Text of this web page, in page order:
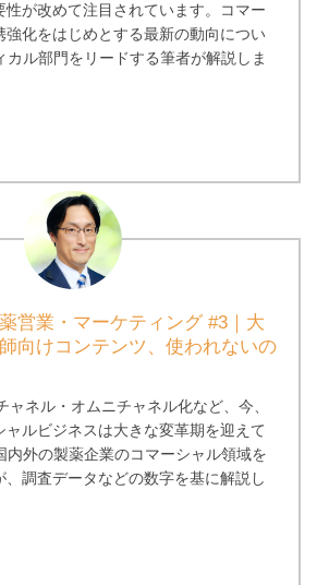
性が改めて注目されています。コマー
強化をはじめとする最新の動向につい
カル部門をリードする筆者が解説しま
営業・マーケティング #3｜大
向けコンテンツ、使われないの
ャネル・オムニチャネル化など、今、
ルビジネスは大きな変革期を迎えて
内外の製薬企業のコマーシャル領域を
調査データなどの数字を基に解説し